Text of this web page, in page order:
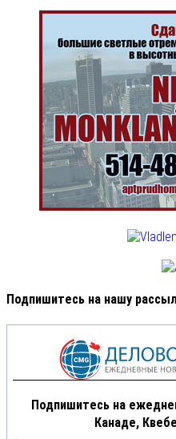
Подпишитесь на нашу
Подпишитесь на
Канаде,